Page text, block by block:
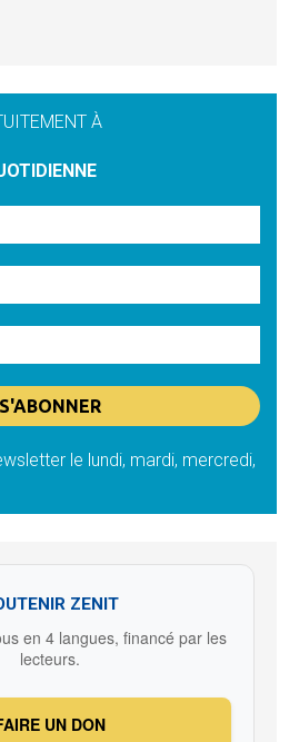
À
le lundi, mardi, mercredi,
ZENIT
en 4 langues, financé par les
lecteurs.
UN DON